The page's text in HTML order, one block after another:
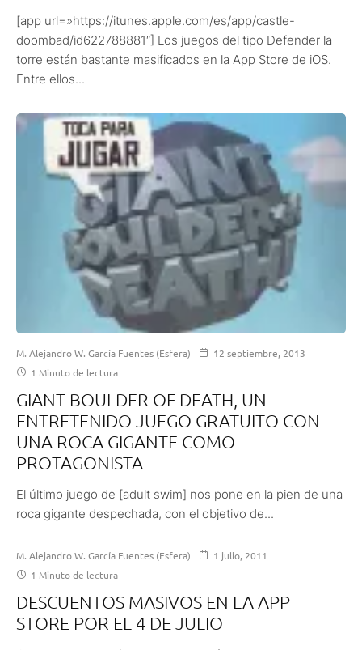
[app url=»https://itunes.apple.com/es/app/castle-
doombad/id622788881″] Los juegos del tipo Defender la
torre están bastante masificados en la App Store de iOS.
Entre ellos...
M. Alejandro W. García Fuentes (Esfera)
12 septiembre, 2013
1 Minuto de lectura
GIANT BOULDER OF DEATH, UN
ENTRETENIDO JUEGO GRATUITO CON
UNA ROCA GIGANTE COMO
PROTAGONISTA
El último juego de [adult swim] nos pone en la pien de una
roca gigante despechada, con el objetivo de...
M. Alejandro W. García Fuentes (Esfera)
1 julio, 2011
1 Minuto de lectura
DESCUENTOS MASIVOS EN LA APP
STORE POR EL 4 DE JULIO